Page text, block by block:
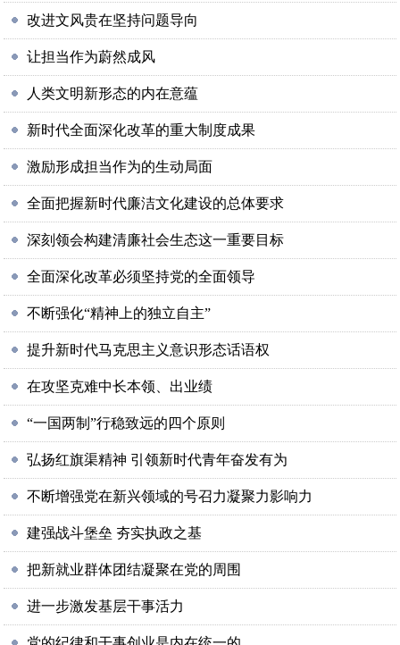
改进文风贵在坚持问题导向
让担当作为蔚然成风
人类文明新形态的内在意蕴
新时代全面深化改革的重大制度成果
激励形成担当作为的生动局面
全面把握新时代廉洁文化建设的总体要求
深刻领会构建清廉社会生态这一重要目标
全面深化改革必须坚持党的全面领导
不断强化“精神上的独立自主”
提升新时代马克思主义意识形态话语权
在攻坚克难中长本领、出业绩
“一国两制”行稳致远的四个原则
弘扬红旗渠精神 引领新时代青年奋发有为
不断增强党在新兴领域的号召力凝聚力影响力
建强战斗堡垒 夯实执政之基
把新就业群体团结凝聚在党的周围
进一步激发基层干事活力